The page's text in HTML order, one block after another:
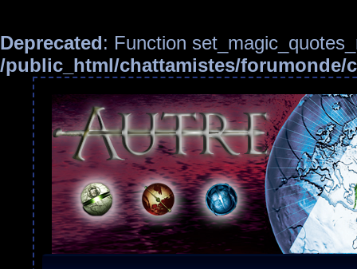
Deprecated: Function
/public_html/chattamistes/forumonde/